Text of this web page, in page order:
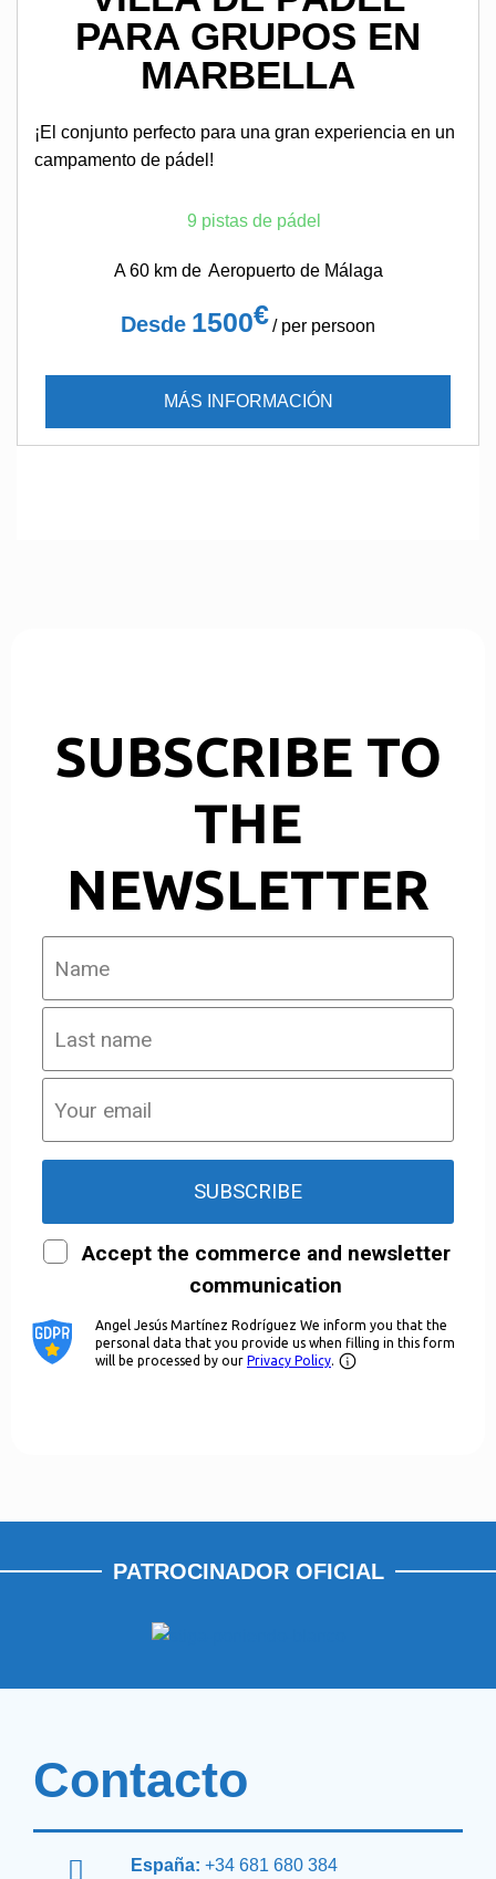
PARA GRUPOS EN
MARBELLA
¡El conjunto perfecto para una gran experiencia en un
campamento de pádel!
9 pistas de pádel
A 60 km de Aeropuerto de Málaga
Desde 1500€/ per persoon
MÁS INFORMACIÓN
PATROCINADOR OFICIAL
Contacto
España: +34 681 680 384